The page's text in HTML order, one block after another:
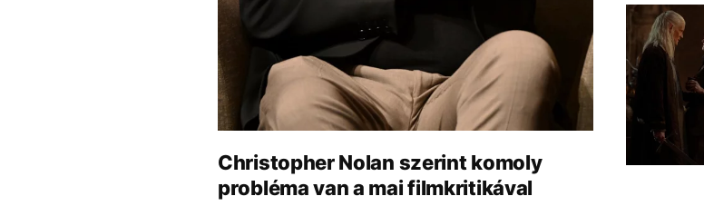
Christopher Nolan szerint komoly
probléma van a mai filmkritikával